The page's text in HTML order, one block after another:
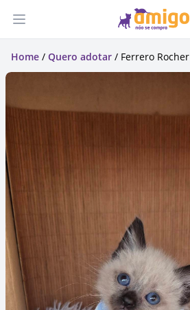
Abrir menu
Home / Quero adotar / Ferrero Rocher